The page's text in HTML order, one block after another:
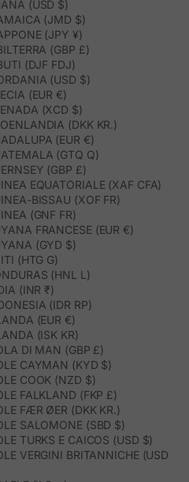
(USD $)
(JMD $)
(JPY ¥)
(GBP £)
(DJF FDJ)
(USD $)
(EUR €)
(XCD $)
(DKK KR.)
(EUR €)
(GTQ Q)
(GBP £)
EQUATORIALE (XAF CFA)
BISSAU (XOF FR)
(GNF FR)
FRANCESE (EUR €)
(GYD $)
(HTG G)
(HNL L)
(INR ₹)
(IDR RP)
(EUR €)
(ISK KR)
DI MAN (GBP £)
CAYMAN (KYD $)
COOK (NZD $)
FALKLAND (FKP £)
FÆR ØER (DKK KR.)
SALOMONE (SBD $)
TURKS E CAICOS (USD $)
VERGINI BRITANNICHE (USD